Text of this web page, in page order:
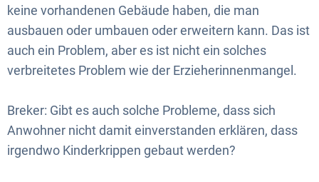
keine vorhandenen Gebäude haben, die man
ausbauen oder umbauen oder erweitern kann. Das ist
auch ein Problem, aber es ist nicht ein solches
verbreitetes Problem wie der Erzieherinnenmangel.
Breker: Gibt es auch solche Probleme, dass sich
Anwohner nicht damit einverstanden erklären, dass
irgendwo Kinderkrippen gebaut werden?